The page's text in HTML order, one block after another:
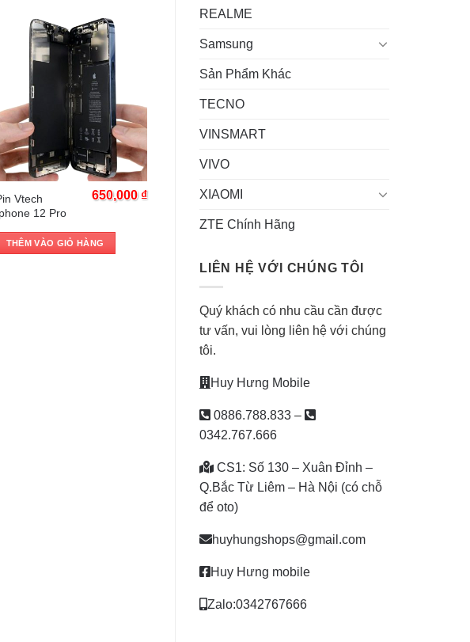
REALME
Samsung
Sản Phẩm Khác
TECNO
VINSMART
VIVO
XIAOMI
ZTE Chính Hãng
LIÊN HỆ VỚI CHÚNG TÔI
Quý khách có nhu cầu cần được
tư vấn, vui lòng liên hệ với chúng
tôi.
Huy Hưng Mobile
0886.788.833 –
0342.767.666
CS1: Số 130 – Xuân Đỉnh –
Q.Bắc Từ Liêm – Hà Nội (có chỗ
để oto)
huyhungshops@gmail.com
Huy Hưng mobile
Zalo:0342767666
Trả góp 0%
Vtech
12 Pro
650,000 ₫
THÊM VÀO GIỎ HÀNG